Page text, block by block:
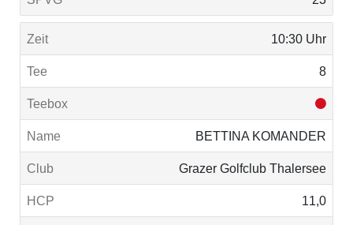
10:30 Uhr
8
BETTINA KOMANDER
Grazer Golfclub Thalersee
11,0